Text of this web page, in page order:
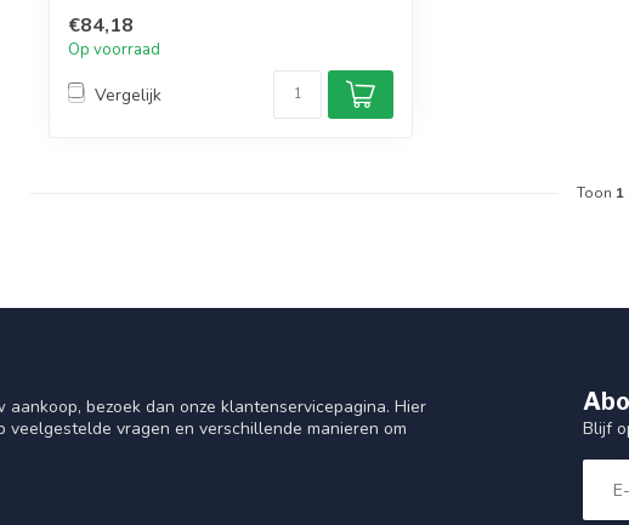
€84,18
Op voorraad
Vergelijk
Toon 1
bezoek dan onze klantenservicepagina. Hier
vragen en verschillende manieren om
Blijf